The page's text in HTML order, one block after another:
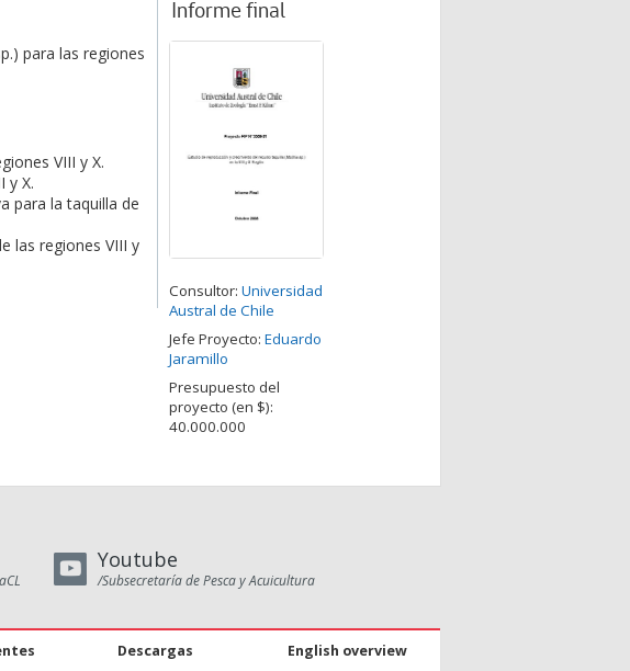
para las regiones
VIII y X.
y X.
para la taquilla de
las regiones VIII y
Informe final
Consultor: Universidad
Austral de Chile
Jefe Proyecto: Eduardo
Jaramillo
Presupuesto del
proyecto (en $):
40.000.000
Youtube
/Subsecretaría de Pesca y Acuicultura
Descargas English overview